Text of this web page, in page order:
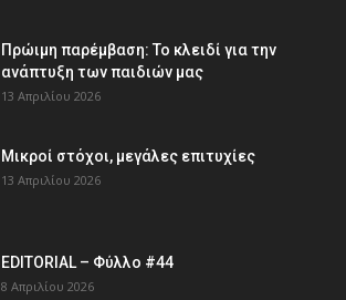
Πρώιμη παρέμβαση: Το κλειδί για την
ανάπτυξη των παιδιών µας
13 Απριλίου 2026
Μικροί στόχοι, μεγάλες επιτυχίες
13 Απριλίου 2026
EDITORIAL – Φύλλο #44
8 Απριλίου 2026